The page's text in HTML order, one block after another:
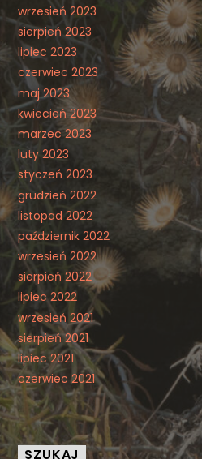
wrzesień 2023
sierpień 2023
lipiec 2023
czerwiec 2023
maj 2023
kwiecień 2023
marzec 2023
luty 2023
styczeń 2023
grudzień 2022
listopad 2022
październik 2022
wrzesień 2022
sierpień 2022
lipiec 2022
wrzesień 2021
sierpień 2021
lipiec 2021
czerwiec 2021
SZUKAJ